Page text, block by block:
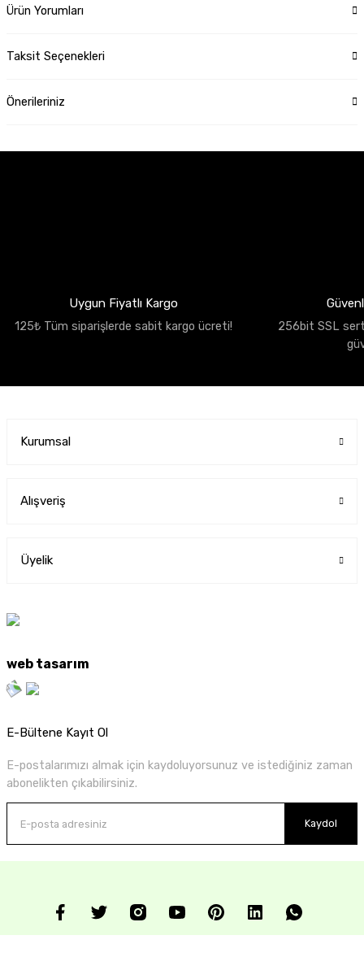
Ürün Yorumları
Taksit Seçenekleri
Önerileriniz
Uygun Fiyatlı Kargo
125₺ Tüm siparişlerde sabit kargo ücreti!
256bit SSL
Kurumsal
Alışveriş
Üyelik
web tasarım
E-Bültene Kayıt Ol
E-postalarımızı almak için kaydoluyorsunuz ve istediğiniz zaman
abonelikten çıkabilirsiniz.
Kaydol